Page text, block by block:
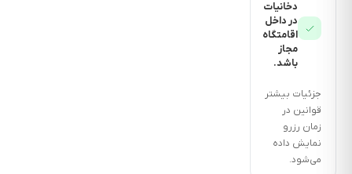
دخانیات
در داخل
اقامتگاه
مجاز
باشد.
جزئیات بیشتر
قوانین در
زمان رزرو
نمایش داده
می‌شود.